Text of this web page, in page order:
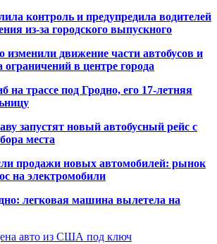
контроль и предупредила водителей
из-за городского выпускного
изменили движение части автобусов и
ограничений в центре города
на трассе под Гродно, его 17-летняя
запустят новый автобусный рейс с
места
продажи новых автомобилей: рынок
на электромобили
легковая машина вылетела на
авто из США под ключ